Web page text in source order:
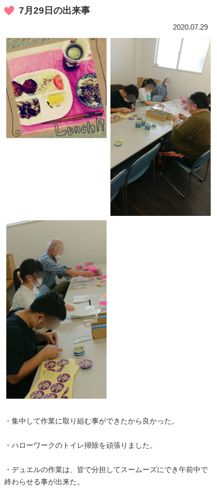
7月29日の出来事
2020.07.29
・集中して作業に取り組む事ができたから良かった。
・ハローワークのトイレ掃除を頑張りました。
・デュエルの作業は、皆で分担してスームーズにでき午前中で
終わらせる事が出来た。